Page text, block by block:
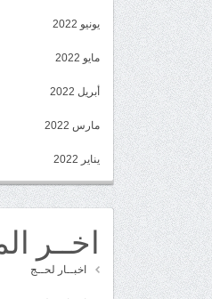
يونيو 2022
مايو 2022
أبريل 2022
مارس 2022
يناير 2022
اخــر
اخبــار لحــج